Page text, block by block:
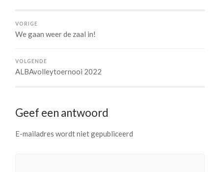
VORIGE
We gaan weer de zaal in!
VOLGENDE
ALBAvolleytoernooi 2022
Geef een antwoord
E-mailadres wordt niet gepubliceerd